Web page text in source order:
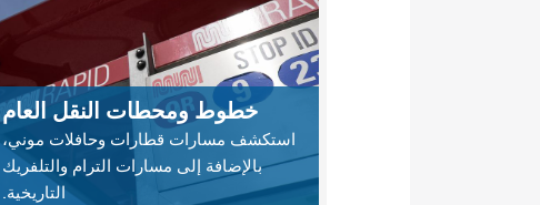
خطوط ومحطات النقل العام
استكشف مسارات قطارات وحافلات موني،
بالإضافة إلى مسارات الترام والتلفريك
التاريخية.